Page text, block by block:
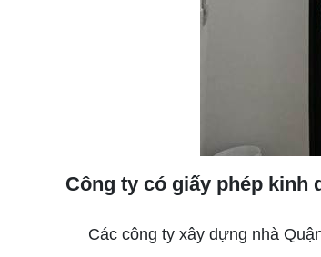
Công ty có giấy phép kinh
Các công ty xây dựng nhà